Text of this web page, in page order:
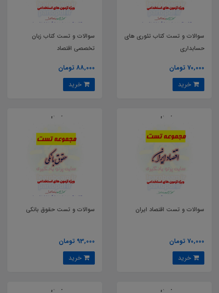
سوالات و تست کتاب تئوری های
حسابداری
70,000 تومان
سوالات و تست کتاب زبان
تخصصی اقتصاد
88,000 تومان
سوالات و تست اقتصاد ایران
70,000 تومان
سوالات و تست حقوق بانکی
93,000 تومان